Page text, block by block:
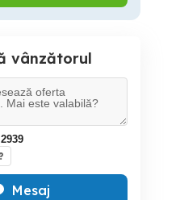
vânzătorul
2939
Mesaj